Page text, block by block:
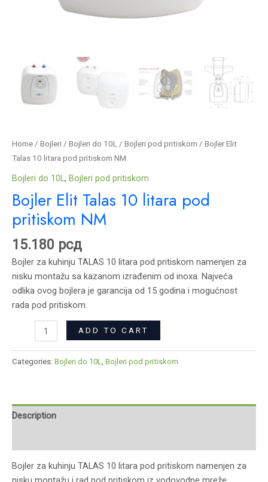
Home / Bojleri / Bojleri do 10L / Bojleri pod pritiskom / Bojler Elit
Talas 10 litara pod pritiskom NM
Bojleri do 10L, Bojleri pod pritiskom
Bojler Elit Talas 10 litara pod
pritiskom NM
15.180 рсд
Bojler za kuhinju TALAS 10 litara pod pritiskom namenjen za
nisku montažu sa kazanom izrađenim od inoxa. Najveća
odlika ovog bojlera je garancija od 15 godina i mogućnost
rada pod pritiskom.
ADD TO CART
Categories: Bojleri do 10L, Bojleri pod pritiskom
Description
Bojler za kuhinju TALAS 10 litara pod pritiskom namenjen za